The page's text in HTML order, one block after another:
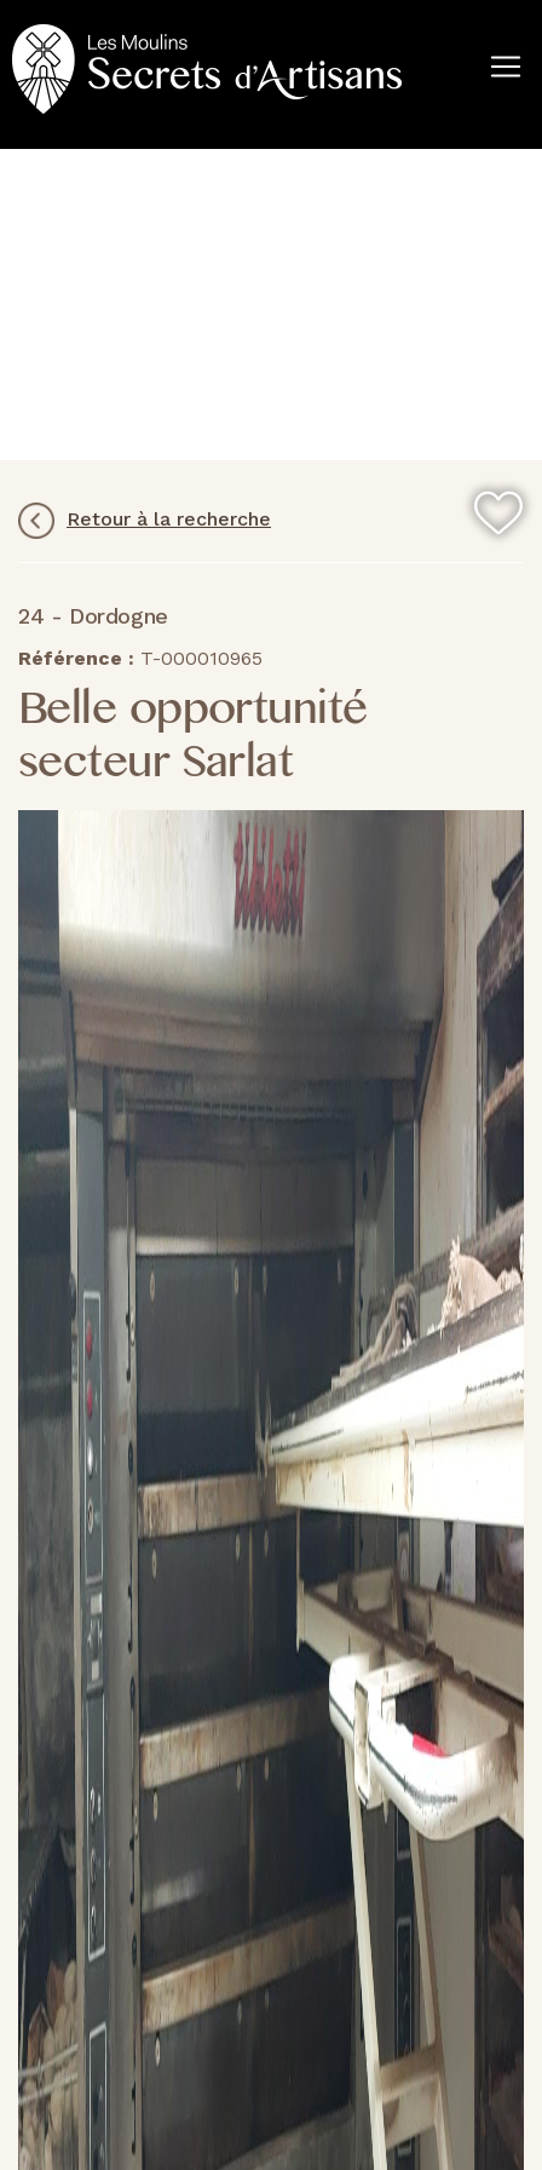
au
contenu
principal
Retour à la recherche
24 - Dordogne
Référence : T-000010965
Belle opportunité
secteur Sarlat